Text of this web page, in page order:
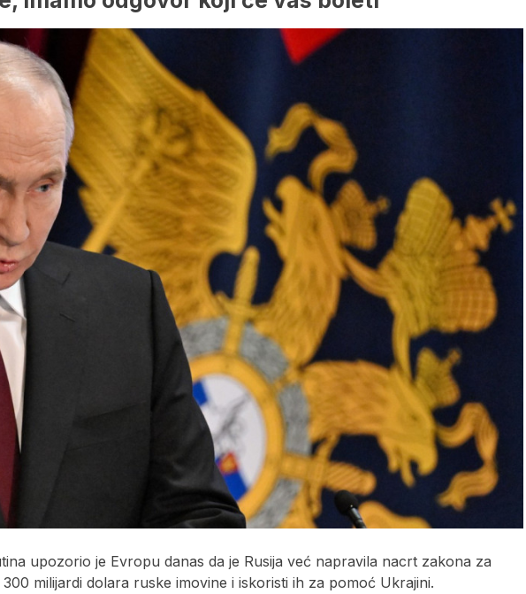
upozorio je Evropu danas da je Rusija već napravila nacrt zakona za
milijardi dolara ruske imovine i iskoristi ih za pomoć Ukrajini.